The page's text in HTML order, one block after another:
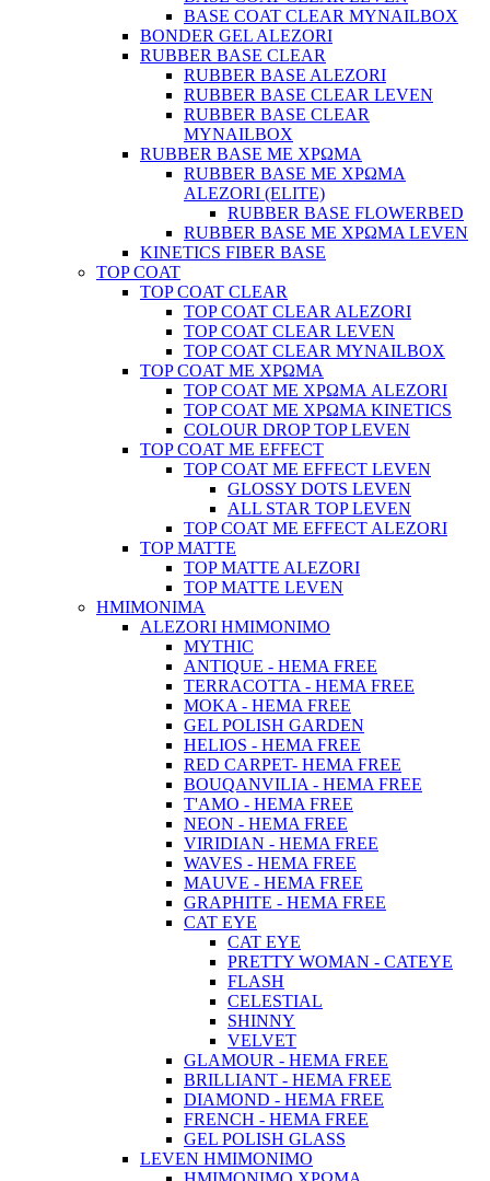
BASE COAT CLEAR MYNAILBOX
BONDER GEL ALEZORI
RUBBER BASE CLEAR
RUBBER BASE ALEZORI
RUBBER BASE CLEAR LEVEN
RUBBER BASE CLEAR
MYNAILBOX
RUBBER BASE ΜΕ ΧΡΩΜΑ
RUBBER BASE ΜΕ ΧΡΩΜΑ
ALEZORI (ELITE)
RUBBER BASE FLOWERBED
RUBBER BASE ΜΕ ΧΡΩΜΑ LEVEN
KINETICS FIBER BASE
TOP COAT
TOP COAT CLEAR
TOP COAT CLEAR ALEZORI
TOP COAT CLEAR LEVEN
TOP COAT CLEAR MYNAILBOX
TOP COAT ΜΕ ΧΡΩΜΑ
TOP COAT ΜΕ ΧΡΩΜΑ ALEZORI
TOP COAT ΜΕ ΧΡΩΜΑ KINETICS
COLOUR DROP TOP LEVEN
TOP COAT ΜΕ EFFECT
TOP COAT ME EFFECT LEVEN
GLOSSY DOTS LEVEN
ALL STAR TOP LEVEN
TOP COAT ME EFFECT ALEZORI
TOP MATTE
TOP MATTE ALEZORI
TOP MATTE LEVEN
ΗΜΙΜΟΝΙΜΑ
ALEZORI ΗΜΙΜΟΝΙΜΟ
MYTHIC
ANTIQUE - HEMA FREE
TERRACOTTA - HEMA FREE
MOKA - HEMA FREE
GEL POLISH GARDEN
HELIOS - HEMA FREE
RED CARPET- HEMA FREE
BOUQANVILIA - HEMA FREE
T'AMO - HEMA FREE
NEON - HEMA FREE
VIRIDIAN - HEMA FREE
WAVES - HEMA FREE
MAUVE - HEMA FREE
GRAPHITE - HEMA FREE
CAT EYE
CAT EYE
PRETTY WOMAN - CATEYE
FLASH
CELESTIAL
SHINNY
VELVET
GLAMOUR - HEMA FREE
BRILLIANT - HEMA FREE
DIAMOND - HEMA FREE
FRENCH - HEMA FREE
GEL POLISH GLASS
LEVEN ΗΜΙΜΟΝΙΜΟ